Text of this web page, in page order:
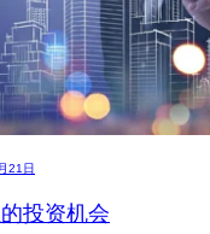
21日
投资机会